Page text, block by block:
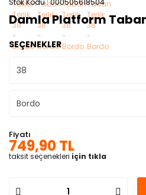
Stok Kodu 000505618504
Damla Platform
SEÇENEKLER
Fiyatı
749,90 TL
taksit seçenekleri için tıkla